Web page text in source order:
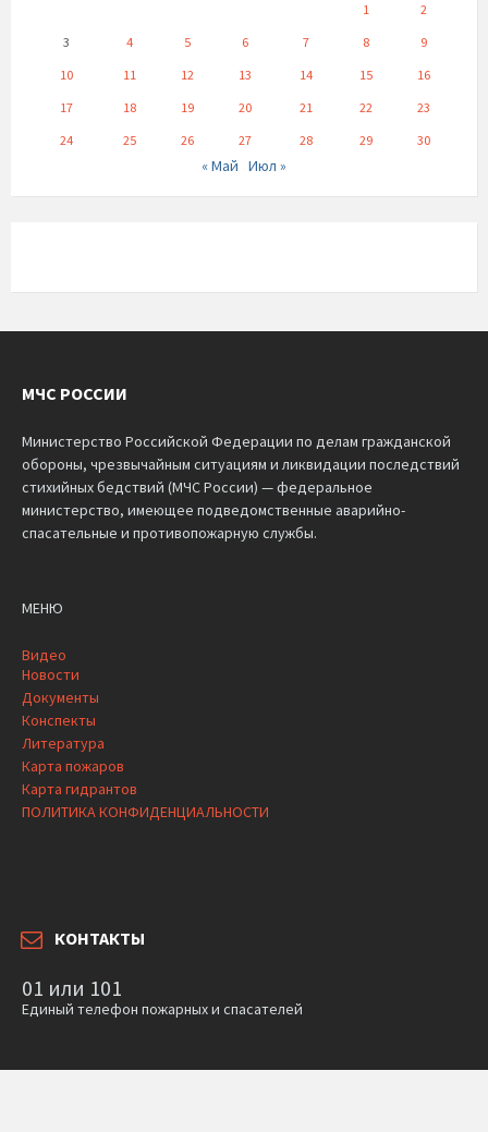
1
2
3
4 5 6 7 8
9
10
11 12 13 14 15
16
17
18 19 20 21 22
23
24
25 26 27 28 29 30
« Май Июл »
МЧС РОССИИ
Министерство Российской Федерации по делам гражданской
обороны, чрезвычайным ситуациям и ликвидации последствий
стихийных бедствий (МЧС России) — федеральное
министерство, имеющее подведомственные аварийно-
спасательные и противопожарную службы.
МЕНЮ
Видео
Новости
Документы
Конспекты
Литература
Карта пожаров
Карта гидрантов
ПОЛИТИКА КОНФИДЕНЦИАЛЬНОСТИ
КОНТАКТЫ
01 или 101
Единый телефон пожарных и спасателей